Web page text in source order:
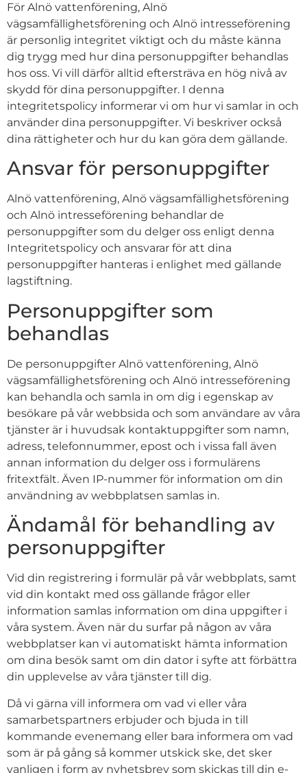
För Alnö vattenförening, Alnö
vägsamfällighetsförening och Alnö intresseförening
är personlig integritet viktigt och du måste känna
dig trygg med hur dina personuppgifter behandlas
hos oss. Vi vill därför alltid eftersträva en hög nivå av
skydd för dina personuppgifter. I denna
integritetspolicy informerar vi om hur vi samlar in och
använder dina personuppgifter. Vi beskriver också
dina rättigheter och hur du kan göra dem gällande.
Ansvar för personuppgifter
Alnö vattenförening, Alnö vägsamfällighetsförening
och Alnö intresseförening behandlar de
personuppgifter som du delger oss enligt denna
Integritetspolicy och ansvarar för att dina
personuppgifter hanteras i enlighet med gällande
lagstiftning.
Personuppgifter som
behandlas
De personuppgifter Alnö vattenförening, Alnö
vägsamfällighetsförening och Alnö intresseförening
kan behandla och samla in om dig i egenskap av
besökare på vår webbsida och som användare av våra
tjänster är i huvudsak kontaktuppgifter som namn,
adress, telefonnummer, epost och i vissa fall även
annan information du delger oss i formulärens
fritextfält. Även IP-nummer för information om din
användning av webbplatsen samlas in.
Ändamål för behandling av
personuppgifter
Vid din registrering i formulär på vår webbplats, samt
vid din kontakt med oss gällande frågor eller
information samlas information om dina uppgifter i
våra system. Även när du surfar på någon av våra
webbplatser kan vi automatiskt hämta information
om dina besök samt om din dator i syfte att förbättra
din upplevelse av våra tjänster till dig.
Då vi gärna vill informera om vad vi eller våra
samarbetspartners erbjuder och bjuda in till
kommande evenemang eller bara informera om vad
som är på gång så kommer utskick ske, det sker
vanligen i form av nyhetsbrev som skickas till din e-